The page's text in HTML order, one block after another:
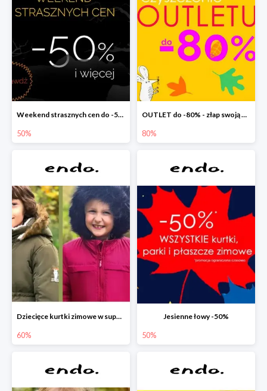
Weekend strasznych cen do -50%
50%
OUTLET do -80% - złap swoją okazję !
80%
Dziecięce kurtki zimowe w super cenach!
60%
Jesienne łowy -50%
50%